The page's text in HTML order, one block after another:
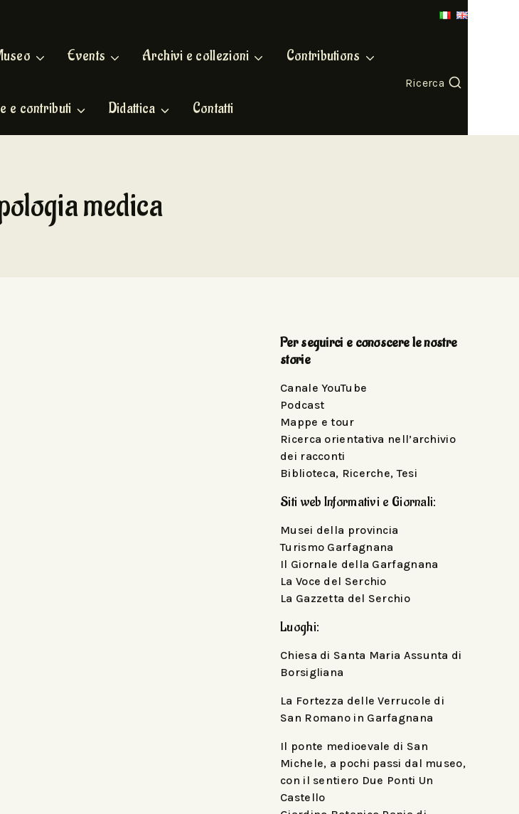
Events Archivi e collezioni Contributions
e contributi Didattica Contatti
Ricerca
medica
Per seguirci e conoscere le nostre
storie
Canale YouTube
Podcast
Mappe e tour
Ricerca orientativa nell’archivio
dei racconti
Biblioteca, Ricerche, Tesi
Siti web Informativi e Giornali:
Musei della provincia
Turismo Garfagnana
Il Giornale della Garfagnana
La Voce del Serchio
La Gazzetta del Serchio
Luoghi:
Chiesa di Santa Maria Assunta di
Borsigliana
La Fortezza delle Verrucole di
San Romano in Garfagnana
Il ponte medioevale di San
Michele, a pochi passi dal museo,
con il sentiero Due Ponti Un
Castello